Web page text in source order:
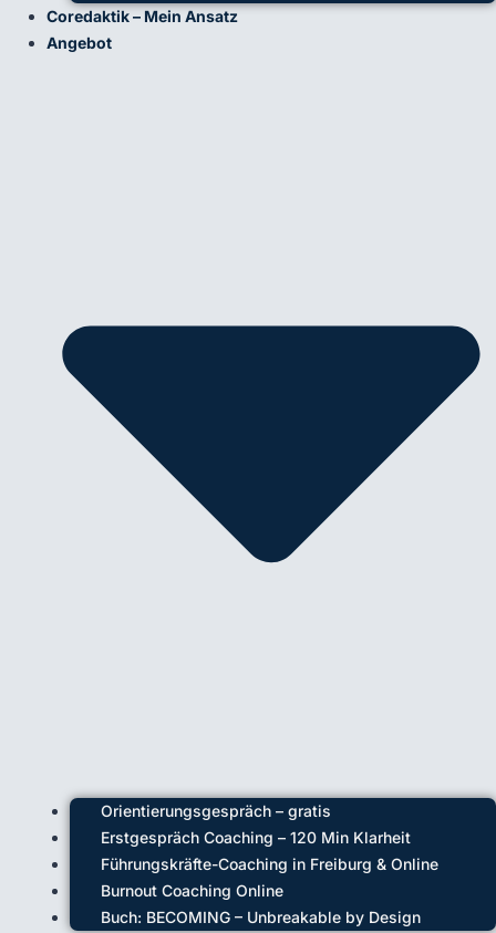
Coredaktik – Mein Ansatz
Angebot
Orientierungsgespräch – gratis
Erstgespräch Coaching – 120 Min Klarheit
Führungskräfte-Coaching in Freiburg & Online
Burnout Coaching Online
Buch: BECOMING – Unbreakable by Design